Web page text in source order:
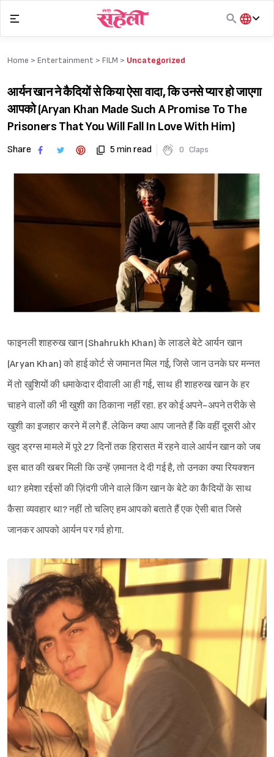
content
हिंदी
Home > Entertainment > FILM > Uncategorized
आर्यन खान ने कैदियों से किया ऐसा वादा, कि उनसे प्यार हो जाएगा
आपको (Aryan Khan Made Such A Promise To The
Prisoners That You Will Fall In Love With Him)
Share 5 min read 0 Claps
फाइनली शाहरुख खान (Shahrukh Khan) के लाडले बेटे आर्यन खान
(Aryan Khan) को हाई कोर्ट से जमानत मिल गई, जिसे जान उनके घर मन्नत
में तो खुशियों की धमाकेदार दीवाली आ ही गई, साथ ही शाहरुख खान के हर
चाहने वालों की भी खुशी का ठिकाना नहीं रहा. हर कोई अपने-अपने तरीके से
खुशी का इजहार करने में लगे हैं. लेकिन क्या आप जानते हैं कि वहीं दूसरी ओर
खुद ड्रग्स मामले में पूरे 27 दिनों तक हिरासत में रहने वाले आर्यन खान को जब
इस बात की खबर मिली कि उन्हें ज़मानत दे दी गई है, तो उनका क्या रियक्शन
था? हमेशा रईसों की ज़िंदगी जीने वाले किंग खान के बेटे का कैदियों के साथ
कैसा व्यवहार था? नहीं तो चलिए हम आपको बताते हैं एक ऐसी बात जिसे
जानकर आपको आर्यन पर गर्व होगा.